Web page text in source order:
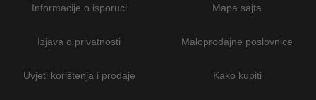
Informacije o isporuci
Izjava o privatnosti
Uvjeti korištenja i prodaje
Mapa sajta
Maloprodajne poslovnice
Kako kupiti